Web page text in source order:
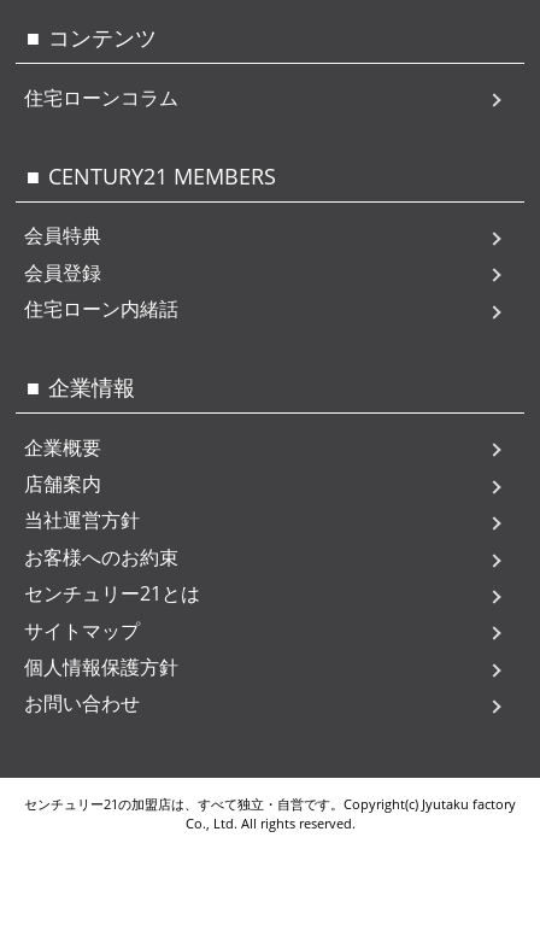
コンテンツ
住宅ローンコラム
CENTURY21 MEMBERS
会員特典
会員登録
住宅ローン内緒話
企業情報
企業概要
店舗案内
当社運営方針
お客様へのお約束
センチュリー21とは
サイトマップ
個人情報保護方針
お問い合わせ
センチュリー21の加盟店は、すべて独立・自営です。Copyright(c) Jyutaku factory
Co., Ltd. All rights reserved.